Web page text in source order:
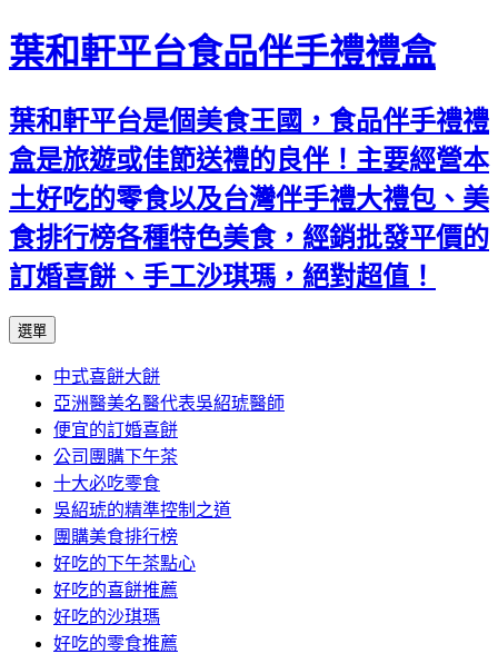
葉和軒平台食品伴手禮禮盒
葉和軒平台是個美食王國，食品伴手禮禮
盒是旅遊或佳節送禮的良伴！主要經營本
土好吃的零食以及台灣伴手禮大禮包、美
食排行榜各種特色美食，經銷批發平價的
訂婚喜餅、手工沙琪瑪，絕對超值！
選單
內
容
中式喜餅大餅
亞洲醫美名醫代表吳紹琥醫師
便宜的訂婚喜餅
公司團購下午茶
十大必吃零食
吳紹琥的精準控制之道
團購美食排行榜
好吃的下午茶點心
好吃的喜餅推薦
好吃的沙琪瑪
好吃的零食推薦